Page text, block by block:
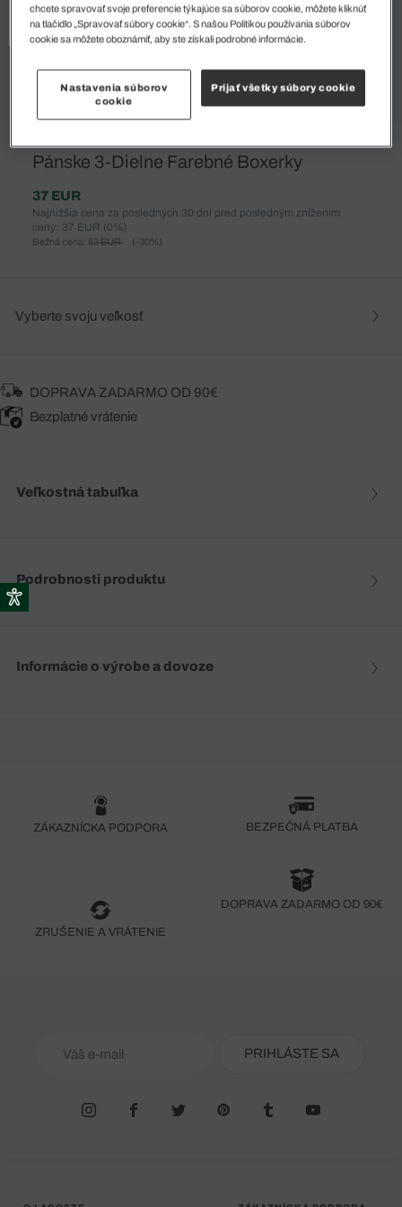
Pánske 3-Dielne Farebné Boxerky
37 EUR
Najnižšia cena za posledných 30 dní pred posledným znížením
ceny: 37 EUR (0%)
Bežná cena: 53 EUR (-30%)
Vyberte svoju veľkosť
DOPRAVA ZADARMO OD 90€
Bezplatné vrátenie
Veľkostná tabuľka
Podrobnosti produktu
Informácie o výrobe a dovoze
ZÁKAZNÍCKA PODPORA BEZPEČNÁ PLATBA
ZRUŠENIE A VRÁTENIE
DOPRAVA ZADARMO OD 90€
PRIHLÁSTE SA
chcete spravovať svoje preferencie týkajúce sa súborov cookie, môžete kliknúť
na tlačidlo „Spravovať súbory cookie“. S našou Politikou používania súborov
cookie sa môžete oboznámiť, aby ste získali podrobné informácie.
Nastavenia súborov
cookie
Prijať všetky súbory cookie